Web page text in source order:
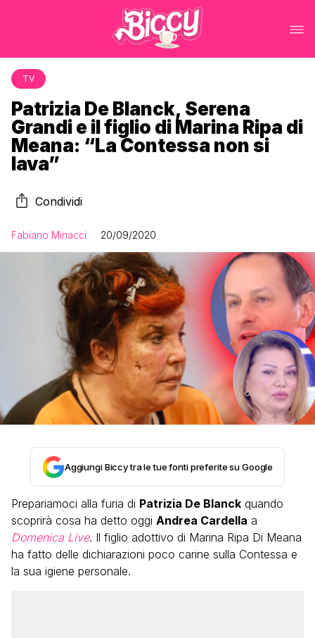
TV
Patrizia De Blanck, Serena
Grandi e il figlio di Marina Ripa di
Meana: “La Contessa non si
lava”
Condividi
Fabiano Minacci 20/09/2020
Aggiungi Biccy tra le tue fonti preferite su Google
Prepariamoci alla furia di Patrizia De Blanck quando
scoprirà cosa ha detto oggi Andrea Cardella a
Domenica Live. Il figlio adottivo di Marina Ripa Di Meana
ha fatto delle dichiarazioni poco carine sulla Contessa e
la sua igiene personale.